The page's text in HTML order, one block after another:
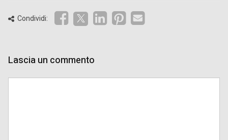
Condividi:
Lascia un commento